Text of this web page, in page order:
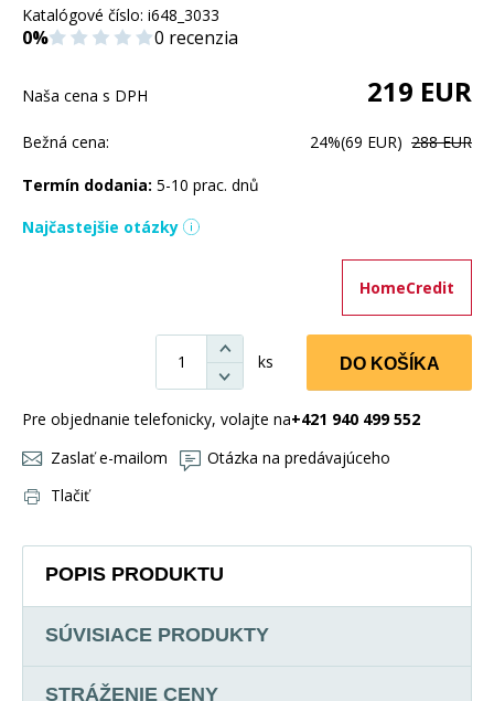
Katalógové číslo: i648_3033
0% 0 recenzia
Naša cena s DPH 219 EUR
Bežná cena: 24%(69 EUR) 288 EUR
Termín dodania: 5-10 prac. dnů
Najčastejšie otázky
HomeCredit
ks DO KOŠÍKA
Pre objednanie telefonicky, volajte na+421 940 499 552
Zaslať e-mailom
Otázka na predávajúceho
Tlačiť
POPIS PRODUKTU
SÚVISIACE PRODUKTY
STRÁŽENIE CENY